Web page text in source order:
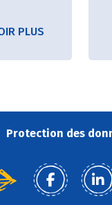
PLUS
Protection des